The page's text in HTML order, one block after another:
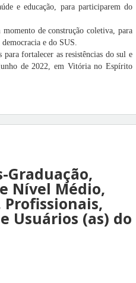
e educação, para participarem do
de construção coletiva, para
e do SUS.
para fortalecer as resistências do sul e
de 2022, em Vitória no Espírito
Graduação,
Nível Médio,
Usuários (as) do